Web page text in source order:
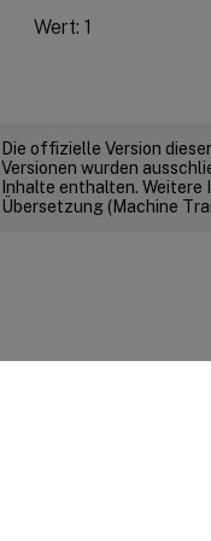
Wert: 1
Die offizielle Version
Versionen wurden
Inhalte enthalten. Weitere
Übersetzung (Machine